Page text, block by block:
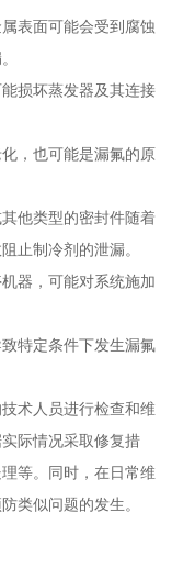
表面可能会受到腐蚀
损坏蒸发器及其连接
，也可能是漏氟的原
他类型的密封件随着
止制冷剂的泄漏。
器，可能对系统施加
特定条件下发生漏氟
术人员进行检查和维
际情况采取修复措
等。同时，在日常维
类似问题的发生。